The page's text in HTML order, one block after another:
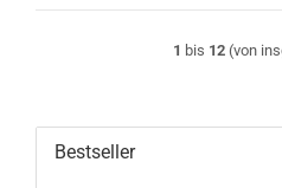
1 bis 12 (von
Bestseller